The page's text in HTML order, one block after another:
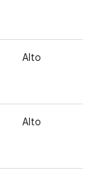
Alto
Alto